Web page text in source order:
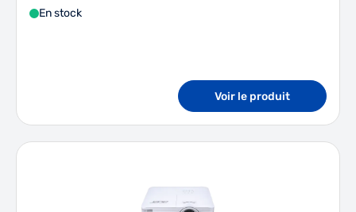
En stock
Voir le produit